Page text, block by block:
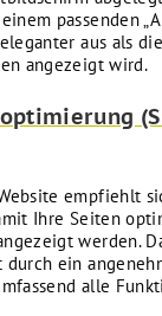
passenden
aus als
angezeigt wird.
empfiehlt
Ihre Seiten
werden.
durch ein
alle